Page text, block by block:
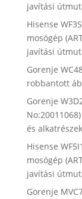
javítási
Hisense
mosógép
javítási
Gorenje
robbantott
Gorenje
és alkatrészek
Hisense
mosógép
javítási
Gorenje